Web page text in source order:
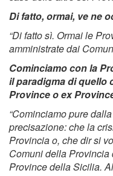
Di fatto, ormai, ve ne
“Di fatto sì. Ormai le
amministrate dai
Cominciamo con la
il paradigma di quello
Province o ex
“Cominciamo pure
precisazione: che la
Provincia o, che dir si
Comuni della Provincia
Province della Sicilia.